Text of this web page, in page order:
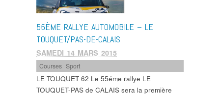
55ÈME RALLYE AUTOMOBILE – LE
TOUQUET/PAS-DE-CALAIS
SAMEDI 14 MARS 2015
Courses ,Sport
LE TOUQUET 62 Le 55éme rallye LE
TOUQUET-PAS de CALAIS sera la première